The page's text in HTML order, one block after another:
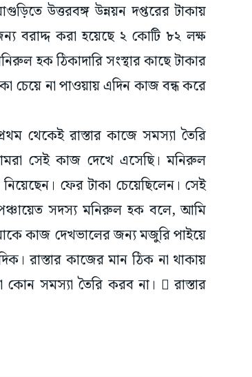
উত্তরবঙ্গ উন্নয়ন দপ্তরের টাকায়
বরাদ্দ করা হয়েছে ২ কোটি ৮২ লক্ষ
হক ঠিকাদারি সংস্থার কাছে টাকার
চেয়ে না পাওয়ায় এদিন কাজ বন্ধ করে
থেকেই রাস্তার কাজে সমস্যা তৈরি
আমরা সেই কাজ দেখে এসেছি। মনিরুল
ফের টাকা চেয়েছিলেন। সেই
সদস্য মনিরুল হক বলে, আমি
কাজ দেখভালের জন্য মজুরি পাইয়ে
রাস্তার কাজের মান ঠিক না থাকায়
সমস্যা তৈরি করব না।  রাস্তার